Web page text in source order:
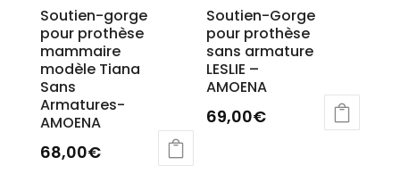
Soutien-gorge
pour prothèse
mammaire
modèle Tiana
Sans
Armatures-
AMOENA
68,00€
Soutien-Gorge
pour prothèse
sans armature
LESLIE –
AMOENA
69,00€